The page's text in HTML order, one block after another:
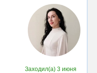
Заходил(а) 3 июня